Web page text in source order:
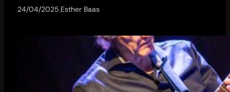
24/04/2025.Esther Baas